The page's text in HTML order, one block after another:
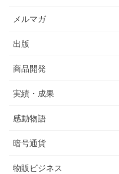
メルマガ
出版
商品開発
実績・成果
感動物語
暗号通貨
物販ビジネス